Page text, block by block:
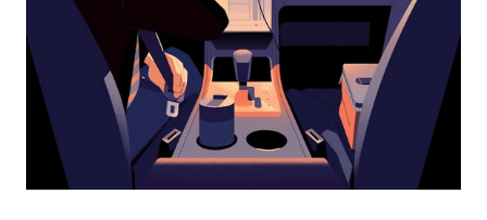
kalenderen.